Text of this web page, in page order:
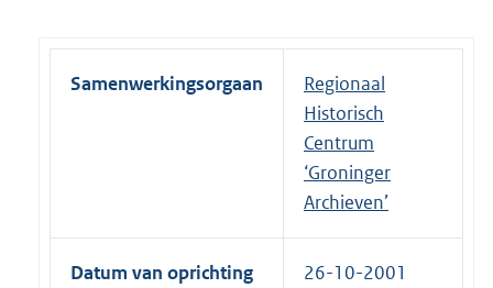
Samenwerkingsorgaan
Regionaal
Historisch
Centrum
‘Groninger
Archieven’
Datum van oprichting 26-10-2001